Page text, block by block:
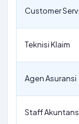
Customer
Teknisi Klaim
Agen Asuransi
Staff